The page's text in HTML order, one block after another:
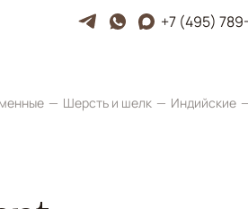
+7 (495)
Шерсть и шелк Индийские